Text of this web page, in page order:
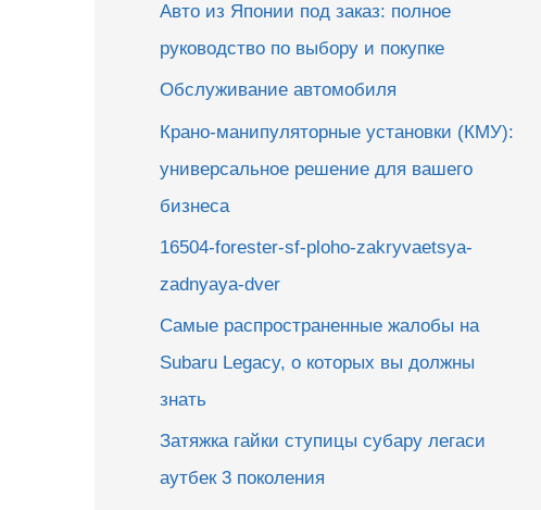
Авто из Японии под заказ: полное
руководство по выбору и покупке
Обслуживание автомобиля
Крано-манипуляторные установки (КМУ):
универсальное решение для вашего
бизнеса
16504-forester-sf-ploho-zakryvaetsya-
zadnyaya-dver
Самые распространенные жалобы на
Subaru Legacy, о которых вы должны
знать
Затяжка гайки ступицы субару легаси
аутбек 3 поколения